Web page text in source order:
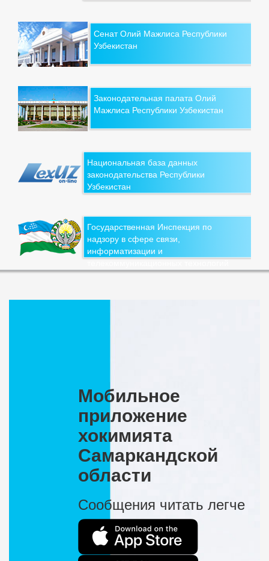
Сенат Олий Мажлиса Республики
Узбекистан
Законодательная палата Олий
Мажлиса Республики Узбекистан
Национальная база данных
законодательства Республики
Узбекистан
Государственная Инспекция по
надзору в сфере связи,
информатизации и
Мобильное
приложение
хокимията
Самаркандской
области
Сообщения читать легче